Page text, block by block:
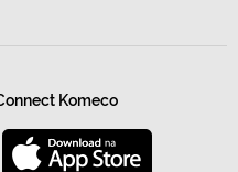
Komeco